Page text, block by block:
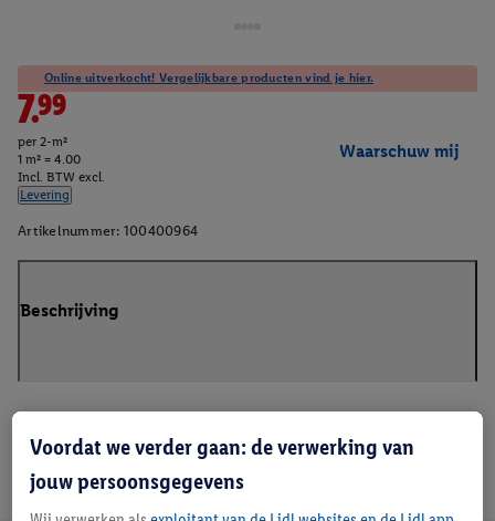
Online uitverkocht! Vergelijkbare producten vind je hier.
7.99
per 2-m²
1 m² = 4.00
Incl. BTW excl.
Levering
Waarschuw mij
Artikelnummer: 100400964
Beschrijving
Voordat we verder gaan: de verwerking van
jouw persoonsgegevens